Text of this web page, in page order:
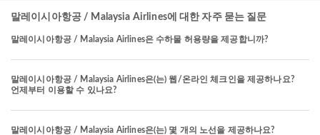
말레이시아항공 / Malaysia Airlines에 대한 자주 묻는 질문
말레이시아항공 / Malaysia Airlines은 수하물 허용량을 제공합니까?
말레이시아항공 / Malaysia Airlines은(는) 웹/온라인 체크인을 제공하나요?
언제부터 이용할 수 있나요?
말레이시아항공 / Malaysia Airlines은(는) 몇 개의 노선을 제공하나요?